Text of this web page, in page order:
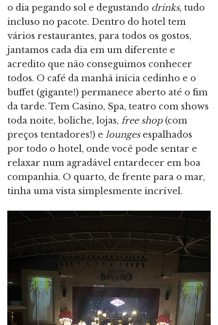
o dia pegando sol e degustando drinks, tudo
incluso no pacote. Dentro do hotel tem
vários restaurantes, para todos os gostos,
jantamos cada dia em um diferente e
acredito que não conseguimos conhecer
todos. O café da manhã inicia cedinho e o
buffet (gigante!) permanece aberto até o fim
da tarde. Tem Casino, Spa, teatro com shows
toda noite, boliche, lojas, free shop(com
preços tentadores!) e loungesespalhados
por todo o hotel, onde você pode sentar e
relaxar num agradável entardecer em boa
companhia. O quarto, de frente para o mar,
tinha uma vista simplesmente incrível.